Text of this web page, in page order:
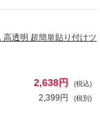
透明 超簡単貼り付けツ
2,638円 (税込)
2,399円 (税別)